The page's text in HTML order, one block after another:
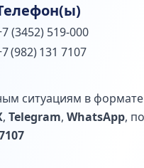
(3452) 519-000
(982) 131 7107
ситуациям в формате
, Telegram, WhatsApp,